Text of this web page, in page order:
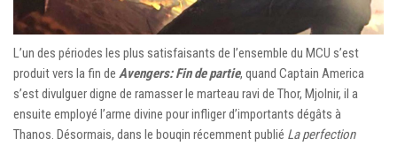
L’un des périodes les plus satisfaisants de l’ensemble du MCU s’est
produit vers la fin de Avengers: Fin de partie, quand Captain America
s’est divulguer digne de ramasser le marteau ravi de Thor, Mjolnir, il a
ensuite employé l’arme divine pour infliger d’importants dégâts à
Thanos. Désormais, dans le bouqin récemment publié La perfection